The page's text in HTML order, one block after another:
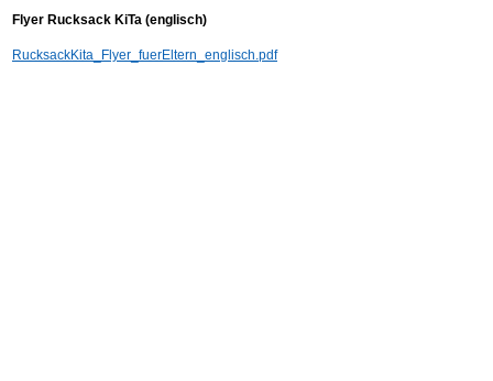
Flyer Rucksack KiTa (englisch)
RucksackKita_Flyer_fuerEltern_englisch.pdf